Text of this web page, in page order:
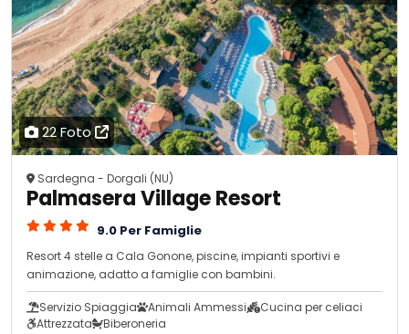
22 Foto
Sardegna - Dorgali (NU)
Palmasera Village Resort
9.0 Per Famiglie
Resort 4 stelle a Cala Gonone, piscine, impianti sportivi e
animazione, adatto a famiglie con bambini.
Servizio Spiaggia Animali Ammessi
Cucina per celiaci
Attrezzata
Biberoneria